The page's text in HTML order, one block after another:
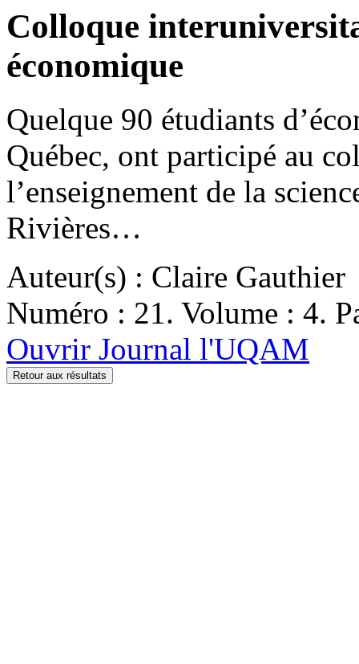
Colloque
économique
Quelque 90 étudiants
Québec, ont participé au
l’enseignement de la
Rivières…
Auteur(s) : Claire Gauthier
Numéro : 21. Volume : 4.
Ouvrir Journal l'UQAM
Retour aux résultats